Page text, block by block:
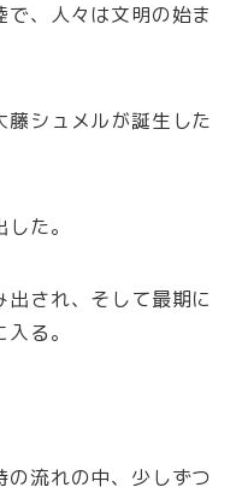
、人々は文明の始ま
シュメルが誕生した
た。
され、そして最期に
る。
流れの中、少しずつ